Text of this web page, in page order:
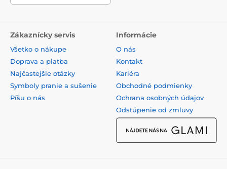
Zákaznícky servis
Všetko o nákupe
Doprava a platba
Najčastejšie otázky
Symboly pranie a sušenie
Píšu o nás
Informácie
O nás
Kontakt
Kariéra
Obchodné podmienky
Ochrana osobných údajov
Odstúpenie od zmluvy